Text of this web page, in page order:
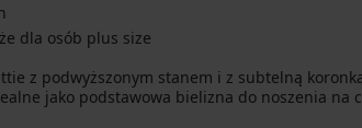
dla osób plus size
z podwyższonym stanem i z subtelną
jako podstawowa bielizna do noszenia na